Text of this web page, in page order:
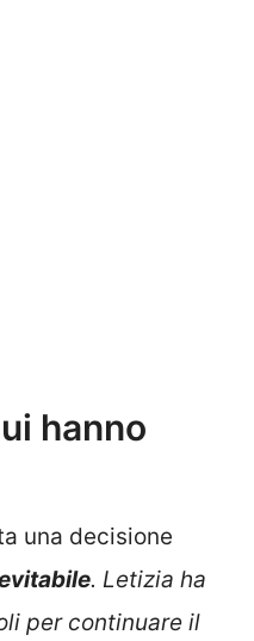
hanno
una decisione
. Letizia ha
per continuare il